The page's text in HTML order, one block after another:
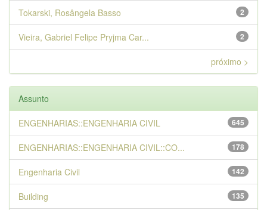
2
Tokarski, Rosângela Basso
2
Vieira, Gabriel Felipe Pryjma Car...
próximo >
Assunto
645
ENGENHARIAS::ENGENHARIA CIVIL
178
ENGENHARIAS::ENGENHARIA CIVIL::CO...
142
Engenharia Civil
135
Building